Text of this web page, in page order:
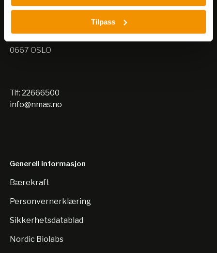
Tilpass
Nils Hansens vei 8
0667 OSLO
Tlf: 22666500
info@nmas.no
Generell informasjon
Bærekraft
Personvernerklæring
Sikkerhetsdatablad
Nordic Biolabs